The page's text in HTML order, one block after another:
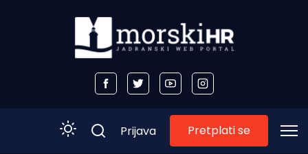
Prijava Pretplati se